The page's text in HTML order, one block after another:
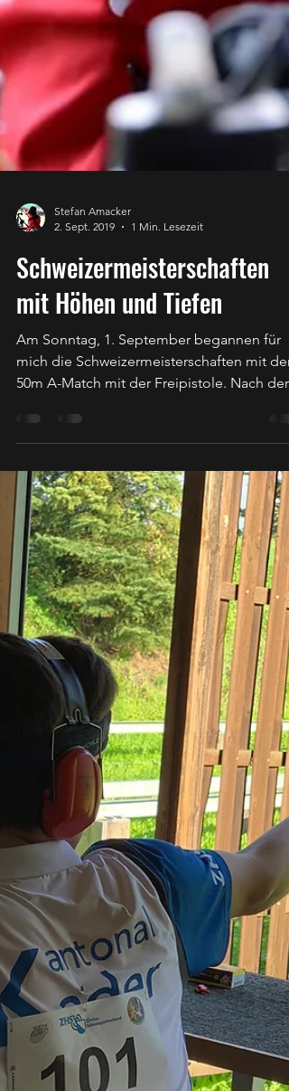
2. Sept. 2019
1 Min. Lesezeit
Schweizermeisterschaften
mit Höhen und Tiefen
Am Sonntag, 1. September begannen für
mich die Schweizermeisterschaften mit
50m A-Match mit der Freipistole. Nach der
vergleichsweise...